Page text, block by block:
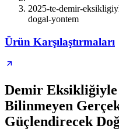
2025-te-demir-
dogal-yontem
Ürün Karşılaştırmaları
Demir Eksikliğiyle
Bilinmeyen
Güçlendirecek